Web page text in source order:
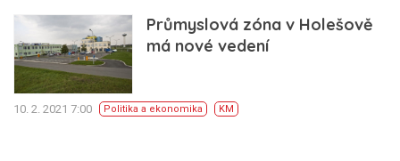
Průmyslová zóna v Holešově
má nové vedení
10. 2. 2021 7:00 Politika a ekonomika KM